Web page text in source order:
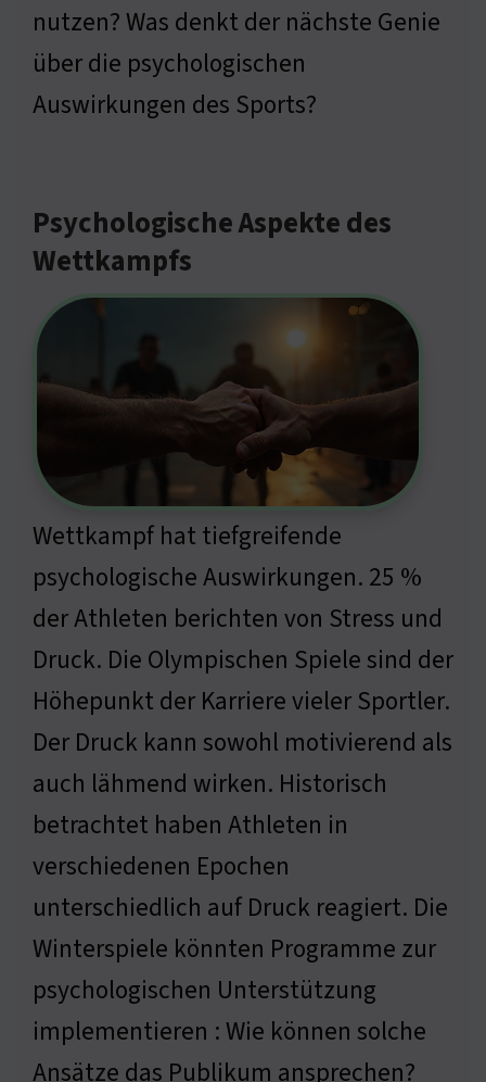
nutzen? Was denkt der nächste Genie
über die psychologischen
Auswirkungen des Sports?
Psychologische Aspekte des
Wettkampfs
Wettkampf hat tiefgreifende
psychologische Auswirkungen. 25 %
der Athleten berichten von Stress und
Druck. Die Olympischen Spiele sind der
Höhepunkt der Karriere vieler Sportler.
Der Druck kann sowohl motivierend als
auch lähmend wirken. Historisch
betrachtet haben Athleten in
verschiedenen Epochen
unterschiedlich auf Druck reagiert. Die
Winterspiele könnten Programme zur
psychologischen Unterstützung
implementieren : Wie können solche
Ansätze das Publikum ansprechen?